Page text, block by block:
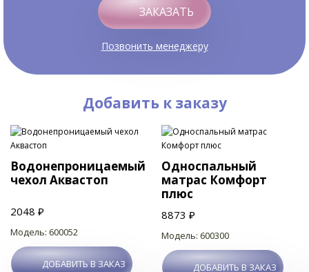
ЗАКАЗАТЬ
Позвонить менеджеру
Добавить к заказу
Водонепроницаемый
чехол Аквастоп
2048 ₽
Модель: 600052
ДОБАВИТЬ В ЗАКАЗ
Односпальный
матрас Комфорт
плюс
8873 ₽
Модель: 600300
ДОБАВИТЬ В ЗАКАЗ